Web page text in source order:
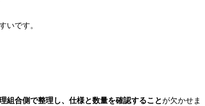
いです。
組合側で整理し、仕様と数量を確認することが欠かせま